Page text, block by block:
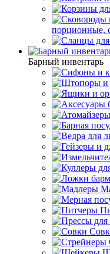
порционные,
Барный инвентарь